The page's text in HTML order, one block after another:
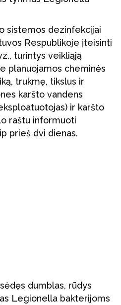
sistemos dezinfekcijai
Respublikoje įteisinti
turintys veikliąją
planuojamos cheminės
trukmę, tikslus ir
karšto vandens
ir karšto
raštu informuoti
prieš dvi dienas.
dumblas, rūdys
Legionella bakterijoms